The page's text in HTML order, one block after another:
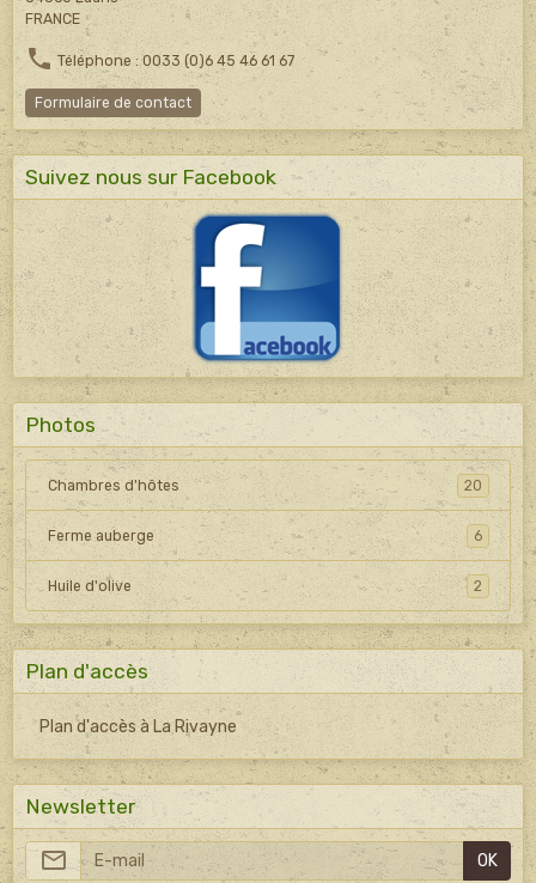
FRANCE
Téléphone : 0033 (0)6 45 46 61 67
Formulaire de contact
Suivez nous sur Facebook
Photos
Chambres d'hôtes 20
Ferme auberge 6
Huile d'olive 2
Plan d'accès
Plan d'accès à La Rivayne
Newsletter
OK